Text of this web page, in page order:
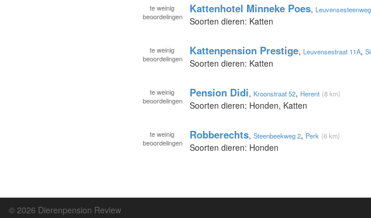
te weinig
beoordelingen
Kattenhotel Minneke Poes,
Soorten dieren: Katten
te weinig
beoordelingen
Kattenpension Prestige, Leuvensestraat 11A,
Soorten dieren: Katten
te weinig
beoordelingen
Pension Didi, Kroonstraat 52, Herent (8 km)
Soorten dieren: Honden, Katten
te weinig
beoordelingen
Robberechts, Steenbeekweg 2, Perk (6 km)
Soorten dieren: Honden
© 2026 Dierenpension Review